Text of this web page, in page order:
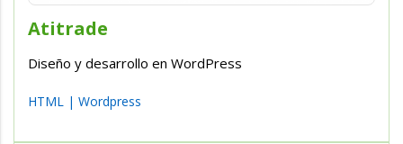
Atitrade
Diseño y desarrollo en WordPress
HTML | Wordpress